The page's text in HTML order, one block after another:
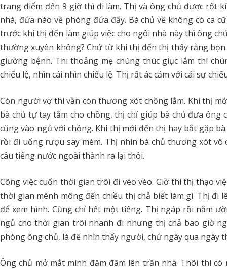
trang điểm đến 9 giờ thì đi làm. Thị và ông chủ được rốt
nhà, đứa nào về phòng đứa đấy. Bà chủ về không có ca
trước khi thị đến làm giúp việc cho ngôi nhà này thì ông
thường xuyên không? Chứ từ khi thị đến thị thấy rằng
giường bệnh. Thi thoảng mẹ chúng thúc giục lắm thì
chiếu lệ, nhìn cái nhìn chiếu lệ. Thị rất ác cảm với cái sự
Còn người vợ thì vẫn còn thương xót chồng lắm. Khi thị
bà chủ tự tay tắm cho chồng, thị chỉ giúp bà chủ đưa
cũng vào ngủ với chồng. Khi thị mới đến thị hay bắt gặp
rồi đi uống rượu say mèm. Thị nhìn bà chủ thương xót
câu tiếng nước ngoài thành ra lại thôi.
Công việc cuốn thời gian trôi đi vèo vèo. Giờ thì thị thạo
thời gian mênh mông đến chiều thị chả biết làm gì. Thị
để xem hình. Cũng chỉ hết một tiếng. Thị ngáp rồi nằm
ngủ cho thời gian trôi nhanh đi nhưng thị chả bao giờ
phòng ông chủ, là để nhìn thấy người, chứ ngày qua ngày
Ông chủ mở mắt mình đăm đăm lên trần nhà. Thôi thì